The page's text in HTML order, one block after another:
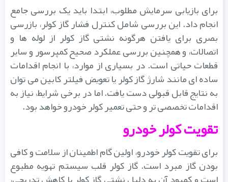
برای بازیابی سرمایش مطلوب، ابتدا باید یک بررسی جامع
انجام داد. این بررسی شامل کنترل فشار گاز کولر، بازرسی
بصری برای یافتن هرگونه نشتی گاز کولر از لوله ها و
اتصالات، و همچنین بررسی عملکرد صحیح کمپرسور و سایر
قطعات حیاتی است. در بسیاری از موارد، با انجام اقدامات
ساده ای مانند شارژ گاز کولر یا تعویض فیلتر کابین می توان
به نتایج قابل قبولی دست یافت. اما در برخی شرایط، نیاز به
اقدامات تخصصی تر و حتی تعمیر کولر خودرو خواهد بود.
تقویت کولر خودرو
برای تقویت کولر خودرو، اولین گام اطمینان از سلامت و کافی
بودن گاز مبرد است. گاز کولر قلب سیستم تهویه مطبوع